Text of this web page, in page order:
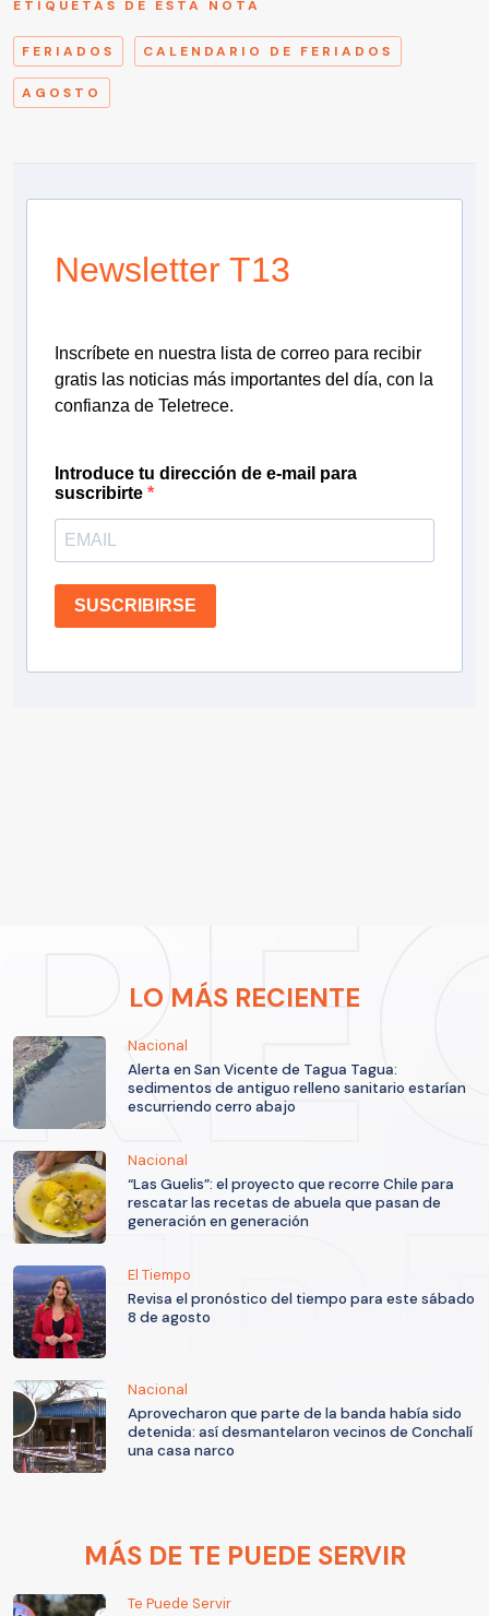
ETIQUETAS DE ESTA NOTA
FERIADOS CALENDARIO DE FERIADOS
AGOSTO
Newsletter T13
Inscríbete en nuestra lista de correo para recibir
gratis las noticias más importantes del día, con la
confianza de Teletrece.
Introduce tu dirección de e-mail para
suscribirte
SUSCRIBIRSE
LO MÁS RECIENTE
Nacional
Alerta en San Vicente de Tagua Tagua:
sedimentos de antiguo relleno sanitario estarían
escurriendo cerro abajo
Nacional
“Las Guelis”: el proyecto que recorre Chile para
rescatar las recetas de abuela que pasan de
generación en generación
El Tiempo
Revisa el pronóstico del tiempo para este sábado
8 de agosto
Nacional
Aprovecharon que parte de la banda había sido
detenida: así desmantelaron vecinos de Conchalí
una casa narco
MÁS DE TE PUEDE SERVIR
Te Puede Servir